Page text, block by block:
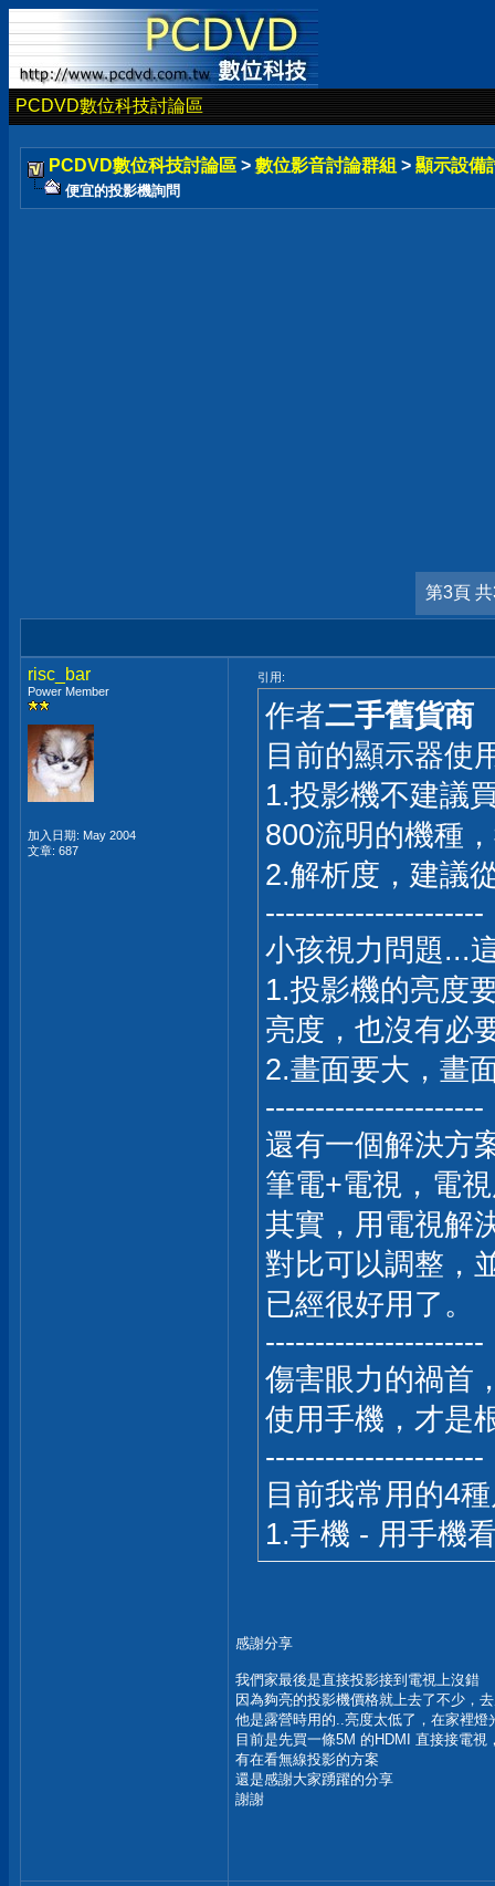
PCDVD數位科技討論區
PCDVD數位科技討論區 > 數位影音討論群組 > 顯示設備
便宜的投影機詢問
第3頁
risc_bar
Power Member
加入日期: May 2004
文章: 687
引用:
作者二手舊貨商
目前的顯示器使
1.投影機不建議
800流明的機種
2.解析度，建議
----------------------
小孩視力問題...
1.投影機的亮度
亮度，也沒有必
2.畫面要大，畫
----------------------
還有一個解決方
筆電+電視，電
其實，用電視解
對比可以調整，
已經很好用了。
----------------------
傷害眼力的禍首
使用手機，才是
----------------------
目前我常用的4
1.手機 - 用手機
感謝分享
我們家最後是直接投影接到電視上沒錯
因為夠亮的投影機價格就上去了不少，
他是露營時用的..亮度太低了，在家裡燈
目前是先買一條5M 的HDMI 直接接電
有在看無線投影的方案
還是感謝大家踴躍的分享
謝謝